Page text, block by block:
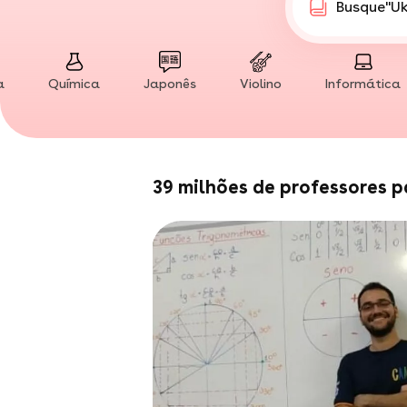
Busque
Química Japonês Violino Informática
39 milhões de professores